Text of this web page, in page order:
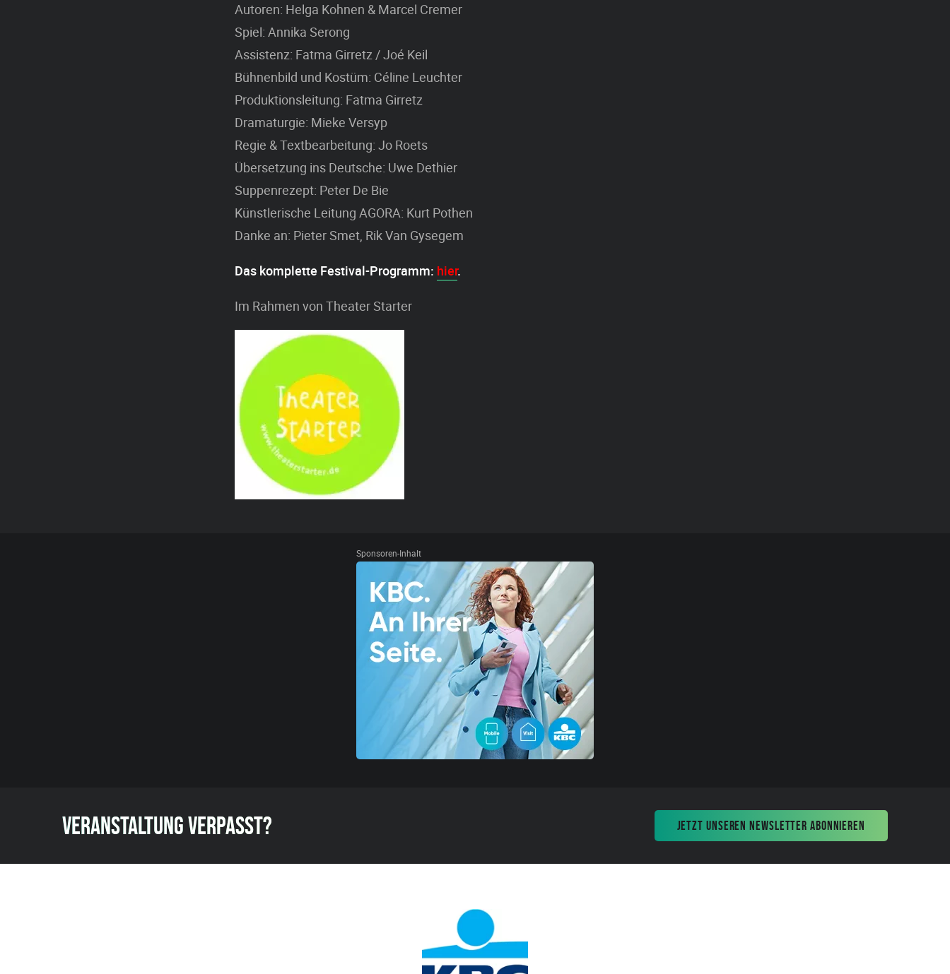
Autoren: Helga Kohnen & Marcel Cremer
Spiel: Annika Serong
Assistenz: Fatma Girretz / Joé Keil
Bühnenbild und Kostüm: Céline Leuchter
Produktionsleitung: Fatma Girretz
Dramaturgie: Mieke Versyp
Regie & Textbearbeitung: Jo Roets
Übersetzung ins Deutsche: Uwe Dethier
Suppenrezept: Peter De Bie
Künstlerische Leitung AGORA: Kurt Pothen
Danke an: Pieter Smet, Rik Van Gysegem
Das komplette Festival-Programm: hier.
Im Rahmen von Theater Starter
Sponsoren-Inhalt
VERANSTALTUNG VERPASST? JETZT UNSEREN NEWSLETTER ABONNIEREN